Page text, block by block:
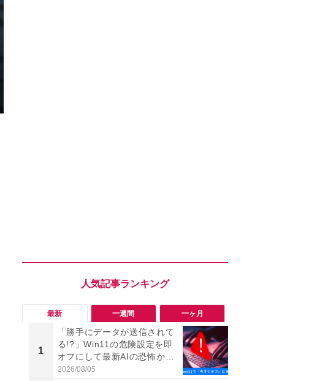
最新 一週間 一ヶ月
1
「勝手にデータが送信されて
る!?」Win11の危険設定を即
オフにして最新AIの恐怖から
身を守る技
2026/08/05